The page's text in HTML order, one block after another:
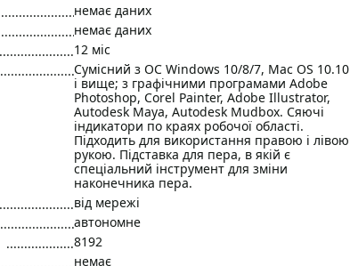
немає даних
немає даних
12 міс
Сумісний з ОС Windows 10/8/7, Mac OS 10.10
і вище; з графічними програмами Adobe
Photoshop, Corel Painter, Adobe Illustrator,
Autodesk Maya, Autodesk Mudbox. Сяючі
індикатори по краях робочої області.
Підходить для використання правою і лівою
рукою. Підставка для пера, в якій є
спеціальний інструмент для зміни
наконечника пера.
від мережі
автономне
8192
немає